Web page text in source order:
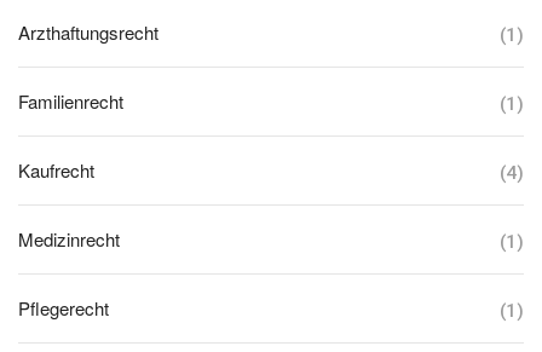
Arzthaftungsrecht (1)
Familienrecht (1)
Kaufrecht (4)
Medizinrecht (1)
Pflegerecht (1)